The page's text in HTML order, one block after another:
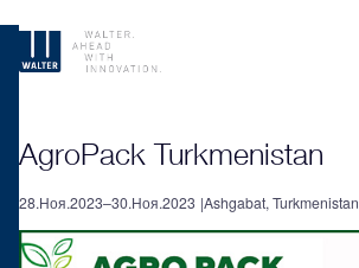
AgroPack Turkmenistan
28.Ноя.2023–30.Ноя.2023 Ashgabat, Turkmenistan